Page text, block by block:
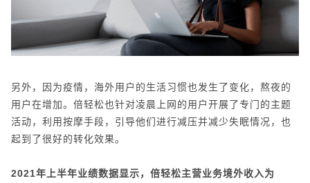
另外，因为疫情，海外用户的生活习惯也发生了变化，熬夜的
用户在增加。倍轻松也针对凌晨上网的用户开展了专门的主题
活动，利用按摩手段，引导他们进行减压并减少失眠情况，也
起到了很好的转化效果。
2021年上半年业绩数据显示，倍轻松主营业务境外收入为